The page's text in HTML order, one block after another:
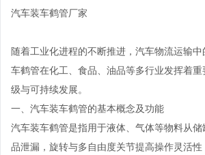
汽车装车鹤管厂家
随着工业化进程的不断推进，汽车物流运输
车鹤管在化工、食品、油品等多行业发挥着
级与可持续发展。
一、汽车装车鹤管的基本概念及功能
汽车装车鹤管是指用于液体、气体等物料从
品泄漏，旋转与多自由度关节提高操作灵活